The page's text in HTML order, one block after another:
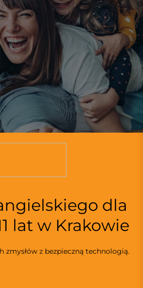
dla
lat w Krakowie
zmysłów z bezpieczną technologią.